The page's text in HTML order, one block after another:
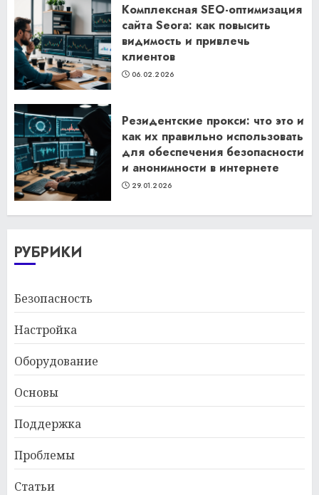
Комплексная SEO-оптимизация
сайта Seora: как повысить
видимость и привлечь
клиентов
06.02.2026
Резидентские прокси: что это и
как их правильно использовать
для обеспечения безопасности
и анонимности в интернете
29.01.2026
РУБРИКИ
Безопасность
Настройка
Оборудование
Основы
Поддержка
Проблемы
Статьи